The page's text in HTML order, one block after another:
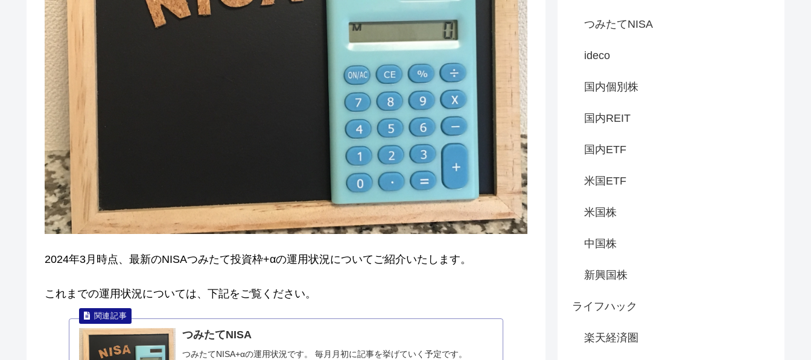
2024年3月時点、最新のNISAつみたて投資枠+αの運用状況についてご紹介いたします。
これまでの運用状況については、下記をご覧ください。
つみたてNISA
つみたてNISA+αの運用状況です。 毎月月初に記事を挙げていく予定です。
つみたてNISA
ideco
国内個別株
国内REIT
国内ETF
米国ETF
米国株
中国株
新興国株
ライフハック
楽天経済圏